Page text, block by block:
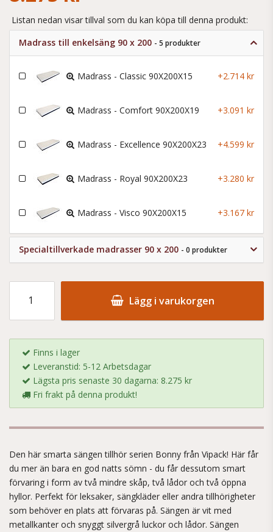
Listan nedan visar tillval som du kan köpa till denna produkt:
Madrass till enkelsäng 90 x 200 - 5 produkter
Madrass - Classic 90X200X15 +2.714 kr
Madrass - Comfort 90X200X19 +3.091 kr
Madrass - Excellence 90X200X23 +4.599 kr
Madrass - Royal 90X200X23 +3.280 kr
Madrass - Visco 90X200X15 +3.167 kr
Specialtillverkade madrasser 90 x 200 - 0 produkter
Lägg i varukorgen
Finns i lager
Leveranstid: 5-12 Arbetsdagar
Lägsta pris senaste 30 dagarna: 8.275 kr
Fri frakt på denna produkt!
Den här smarta sängen tillhör serien Bonny från Vipack! Här får
du mer än bara en god natts sömn - du får dessutom smart
förvaring i form av två mindre skåp, två lådor och två öppna
hyllor. Perfekt för leksaker, sängkläder eller andra tillhörigheter
som behöver en plats att förvaras på. Sängen är vit med
metallkanter och snyggt silvergrå luckor och lådor. Sängen